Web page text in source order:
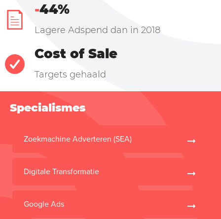
Specialismes
Zoekmachine Adverteren (SEA)
Digitale Transformatie
Google Ads
-44%
Lagere Adspend dan in 2018
Cost of Sale
Targets gehaald